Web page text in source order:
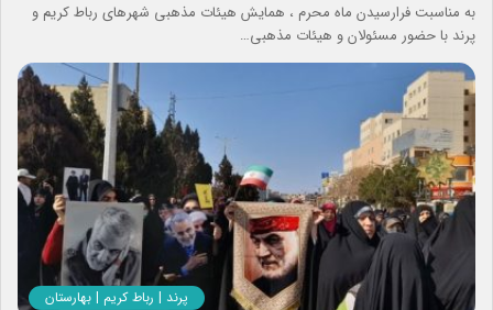
به مناسبت فرارسیدن ماه محرم ، همایش هیئات مذهبی شهرهای رباط کریم و
پرند با حضور مسئولان و هیئات مذهبی…
پرند | رباط کریم | بهارستان